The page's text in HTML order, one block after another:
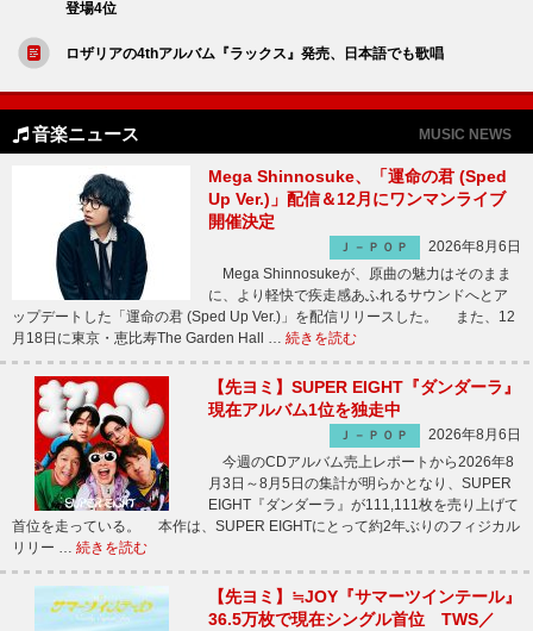
登場4位
ロザリアの4thアルバム『ラックス』発売、日本語でも歌唱
音楽ニュース MUSIC NEWS
Mega Shinnosuke、「運命の君 (Sped
Up Ver.)」配信＆12月にワンマンライブ
開催決定
Ｊ－ＰＯＰ
2026年8月6日
Mega Shinnosukeが、原曲の魅力はそのまま
に、より軽快で疾走感あふれるサウンドへとア
ップデートした「運命の君 (Sped Up Ver.)」を配信リリースした。 また、12
月18日に東京・恵比寿The Garden Hall … 続きを読む
【先ヨミ】SUPER EIGHT『ダンダーラ』
現在アルバム1位を独走中
Ｊ－ＰＯＰ
2026年8月6日
今週のCDアルバム売上レポートから2026年8
月3日～8月5日の集計が明らかとなり、SUPER
EIGHT『ダンダーラ』が111,111枚を売り上げて
首位を走っている。 本作は、SUPER EIGHTにとって約2年ぶりのフィジカル
リリー … 続きを読む
【先ヨミ】≒JOY『サマーツインテール』
36.5万枚で現在シングル首位 TWS／